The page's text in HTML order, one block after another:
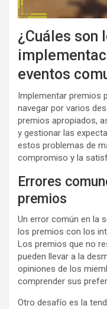
¿Cuáles son
eventos
Implementar premios
navegar por varios
premios apropiados,
y gestionar las
estos problemas de
compromiso y la
Errores
premios
Un error común en la
los premios con los
Los premios que no
pueden llevar a la
opiniones de los
comprender sus
Otro desafío es la